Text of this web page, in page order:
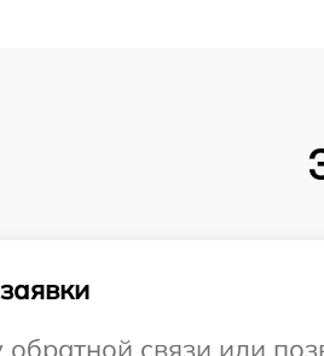
связи или